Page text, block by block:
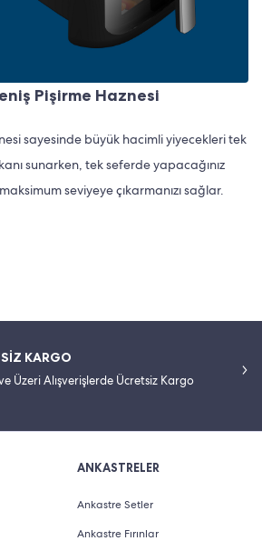
Pişirme Haznesi
sayesinde büyük hacimli yiyecekleri tek
sunarken, tek seferde yapacağınız
seviyeye çıkarmanızı sağlar.
KARGO
Üzeri Alışverişlerde Ücretsiz Kargo
ANKASTRELER
Ankastre Setler
Ankastre Fırınlar